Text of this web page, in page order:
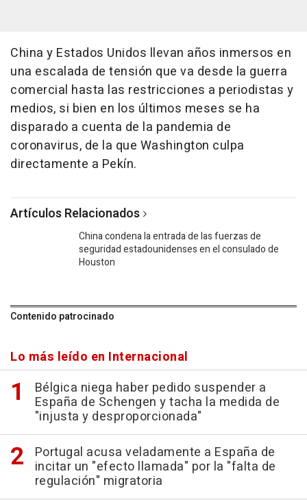
China y Estados Unidos llevan años inmersos en
una escalada de tensión que va desde la guerra
comercial hasta las restricciones a periodistas y
medios, si bien en los últimos meses se ha
disparado a cuenta de la pandemia de
coronavirus, de la que Washington culpa
directamente a Pekín.
Artículos Relacionados
China condena la entrada de las fuerzas de
seguridad estadounidenses en el consulado de
Houston
Contenido patrocinado
Lo más leído en Internacional
Bélgica niega haber pedido suspender a
España de Schengen y tacha la medida de
"injusta y desproporcionada"
Portugal acusa veladamente a España de
incitar un "efecto llamada" por la "falta de
regulación" migratoria